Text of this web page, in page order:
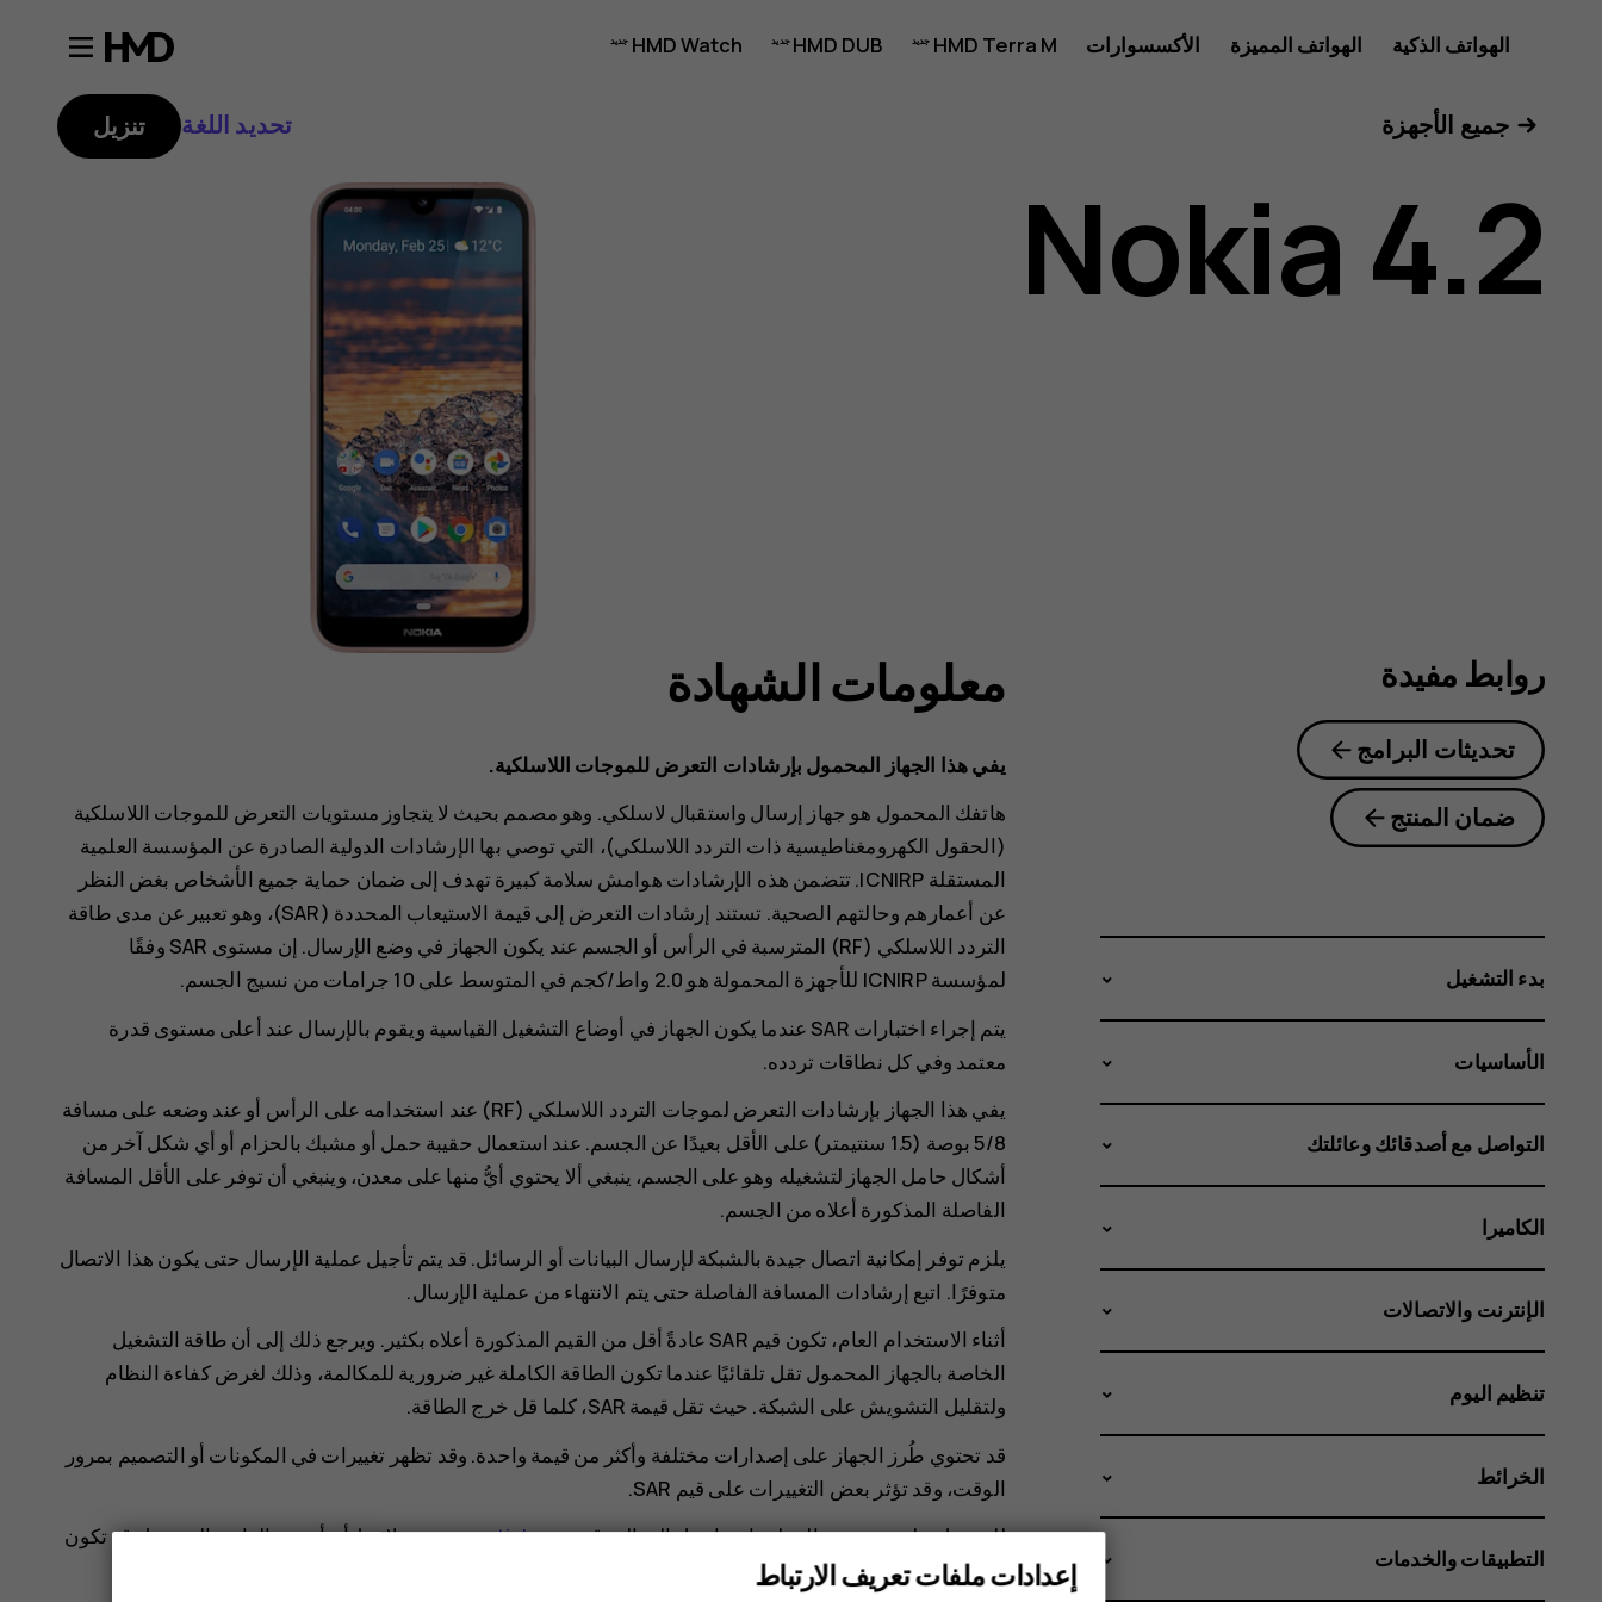
دليل
مستخدم
هاتف
الهواتف الذكية الهواتف المميزة الأكسسوارات HMD Terra M
HMD DUB
HMD Watch
جميع الأجهزة تحديد اللغة تنزيل
Nokia 4.2
معلومات الشهادة
يفي هذا الجهاز المحمول بإرشادات التعرض للموجات اللاسلكية.
هاتفك المحمول هو جهاز إرسال واستقبال لاسلكي. وهو مصمم بحيث لا يتجاوز مستويات التعرض للموجات اللاسلكية
(الحقول الكهرومغناطيسية ذات التردد اللاسلكي)، التي توصي بها الإرشادات الدولية الصادرة عن المؤسسة العلمية
المستقلة ICNIRP. تتضمن هذه الإرشادات هوامش سلامة كبيرة تهدف إلى ضمان حماية جميع الأشخاص بغض النظر
عن أعمارهم وحالتهم الصحية. تستند إرشادات التعرض إلى قيمة الاستيعاب المحددة (SAR)، وهو تعبير عن مدى طاقة
التردد اللاسلكي (RF) المترسبة في الرأس أو الجسم عند يكون الجهاز في وضع الإرسال. إن مستوى SAR وفقًا
لمؤسسة ICNIRP للأجهزة المحمولة هو 2.0 واط/كجم في المتوسط على 10 جرامات من نسيج الجسم.
يتم إجراء اختبارات SAR عندما يكون الجهاز في أوضاع التشغيل القياسية ويقوم بالإرسال عند أعلى مستوى قدرة
معتمد وفي كل نطاقات تردده.
يفي هذا الجهاز بإرشادات التعرض لموجات التردد اللاسلكي (RF) عند استخدامه على الرأس أو عند وضعه على مسافة
5/8 بوصة (1.5 سنتيمتر) على الأقل بعيدًا عن الجسم. عند استعمال حقيبة حمل أو مشبك بالحزام أو أي شكل آخر من
أشكال حامل الجهاز لتشغيله وهو على الجسم، ينبغي ألا يحتوي أيُّ منها على معدن، وينبغي أن توفر على الأقل المسافة
الفاصلة المذكورة أعلاه من الجسم.
يلزم توفر إمكانية اتصال جيدة بالشبكة لإرسال البيانات أو الرسائل. قد يتم تأجيل عملية الإرسال حتى يكون هذا الاتصال
متوفرًا. اتبع إرشادات المسافة الفاصلة حتى يتم الانتهاء من عملية الإرسال.
أثناء الاستخدام العام، تكون قيم SAR عادةً أقل من القيم المذكورة أعلاه بكثير. ويرجع ذلك إلى أن طاقة التشغيل
الخاصة بالجهاز المحمول تقل تلقائيًا عندما تكون الطاقة الكاملة غير ضرورية للمكالمة، وذلك لغرض كفاءة النظام
ولتقليل التشويش على الشبكة. حيث تقل قيمة SAR، كلما قل خرج الطاقة.
قد تحتوي طُرز الجهاز على إصدارات مختلفة وأكثر من قيمة واحدة. وقد تظهر تغييرات في المكونات أو التصميم بمرور
الوقت، وقد تؤثر بعض التغييرات على قيم SAR.
للحصول على مزيد من المعلومات، انتقل إلى الموقعwww.sar-tick.com. لاحظ أن أجهزة الهاتف المحمول قد تكون
في وضع الإرسال حتى إن لم تقم بإجراء مكالمة صوتية.
روابط مفيدة
تحديثات البرامج
ضمان المنتج
بدء التشغيل
الأساسيات
التواصل مع أصدقائك وعائلتك
الكاميرا
الإنترنت والاتصالات
تنظيم اليوم
الخرائط
التطبيقات والخدمات إعدادات ملفات تعريف الارتباط